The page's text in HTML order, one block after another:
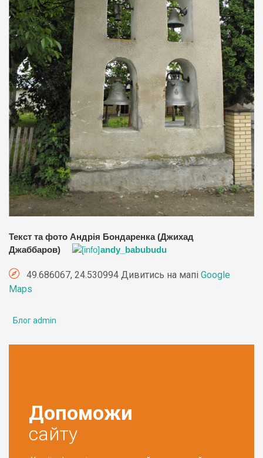
Текст та фото Андрія Бондаренка (Джихад
Джаббаров)
andy_babubudu
49.686067, 24.530994 Дивитись на мапі Google
Maps
Блог admin
Допоможи
сайту